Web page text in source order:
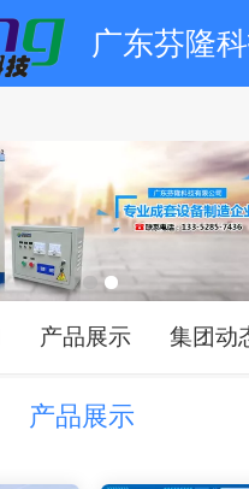
产品展示 集团动
产品展示